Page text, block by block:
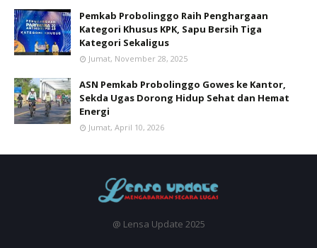
Pemkab Probolinggo Raih Penghargaan
Kategori Khusus KPK, Sapu Bersih Tiga
Kategori Sekaligus
Jumat, November 28, 2025
ASN Pemkab Probolinggo Gowes ke Kantor,
Sekda Ugas Dorong Hidup Sehat dan Hemat
Energi
Jumat, April 10, 2026
@ Lensa Update 2025